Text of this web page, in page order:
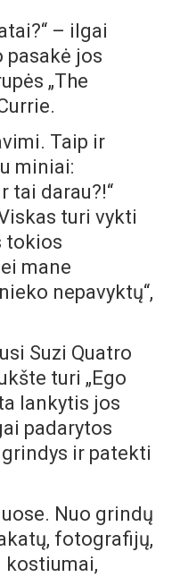
– ilgai
pasakė jos
„The
Taip ir
miniai:
tai darau?!“
turi vykti
tokios
mane
nepavyktų“,
Suzi Quatro
turi „Ego
lankytis jos
padarytos
ir patekti
Nuo grindų
fotografijų,
kostiumai,